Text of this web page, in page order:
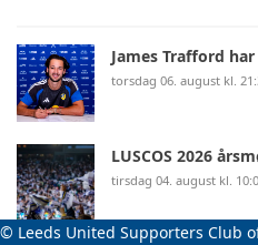
James Trafford
torsdag 06. august kl.
LUSCOS 2026
tirsdag 04. august kl.
© Leeds United Supporters Club